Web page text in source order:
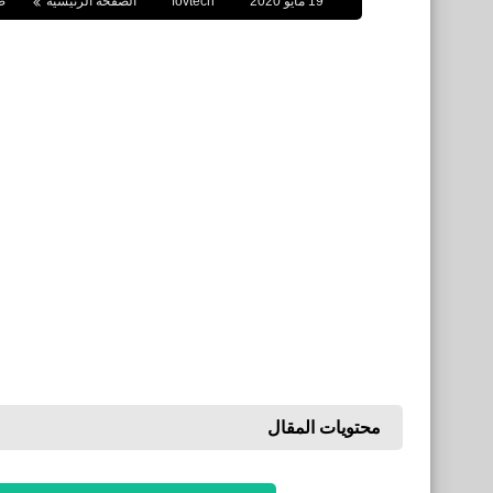
محتويات المقال